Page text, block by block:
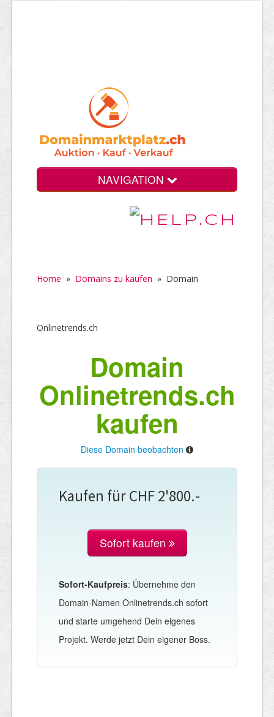
NAVIGATION
Home » Domains zu kaufen » Domain
Onlinetrends.ch
Domain
Onlinetrends.ch
kaufen
Diese Domain beobachten
Kaufen für CHF 2'800.-
Sofort kaufen
Sofort-Kaufpreis: Übernehme den
Domain-Namen Onlinetrends.ch sofort
und starte umgehend Dein eigenes
Projekt. Werde jetzt Dein eigener Boss.